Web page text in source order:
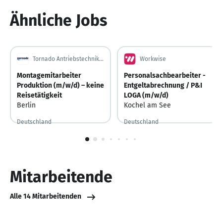
Ähnliche Jobs
Tornado Antriebstechnik GmbH
Montagemitarbeiter
Produktion (m/w/d) – keine
Reisetätigkeit
Berlin
Deutschland
Workwise
Personalsachbearbeiter -
Entgeltabrechnung / P&I
LOGA (m/w/d)
Kochel am See
Deutschland
1
Mitarbeitende
Alle 14 Mitarbeitenden